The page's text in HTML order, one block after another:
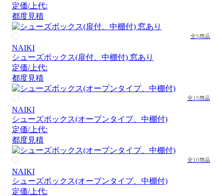
定価/上代:
都度見積
全5商品
NAIKI
シューズボックス(扉付、中棚付) 窓あり
定価/上代:
都度見積
全15商品
NAIKI
シューズボックス(オープンタイプ、中棚付)
定価/上代:
都度見積
全10商品
NAIKI
シューズボックス(オープンタイプ、中棚付)
定価/上代: